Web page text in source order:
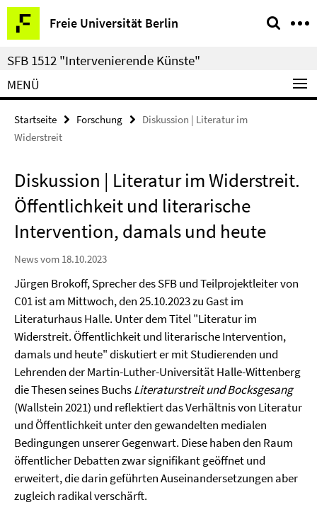
Springe
direkt
zu
Inhalt
Freie Universität Berlin
Service-
Navigation
SFB 1512 "Intervenierende Künste"
MENÜ
Startseite Forschung
Diskussion | Literatur im
Widerstreit
Diskussion | Literatur im Widerstreit.
Öffentlichkeit und literarische
Intervention, damals und heute
News vom 18.10.2023
Jürgen Brokoff, Sprecher des SFB und Teilprojektleiter von
C01 ist am Mittwoch, den 25.10.2023 zu Gast im
Literaturhaus Halle. Unter dem Titel "Literatur im
Widerstreit. Öffentlichkeit und literarische Intervention,
damals und heute" diskutiert er mit Studierenden und
Lehrenden der Martin-Luther-Universität Halle-Wittenberg
die Thesen seines BuchsLiteraturstreit und Bocksgesang
(Wallstein 2021) und reflektiert das Verhältnis von Literatur
und Öffentlichkeit unter den gewandelten medialen
Bedingungen unserer Gegenwart. Diese haben den Raum
öffentlicher Debatten zwar signifikant geöffnet und
erweitert, die darin geführten Auseinandersetzungen aber
zugleich radikal verschärft.